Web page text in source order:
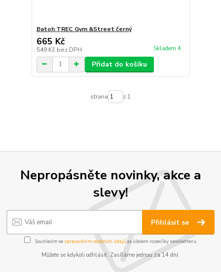
Batoh TREC Gym &Street černý
665 Kč
549 Kč bez DPH Skladem 4
Přidat do košíku
strana z 1
Nepropásněte novinky, akce a
slevy!
Přihlásit se
Souhlasím se zpracováním osobních údajůza účelem rozesílky newsletteru.
Můžete se kdykoli odhlásit. Zasíláme jednou za 14 dní.